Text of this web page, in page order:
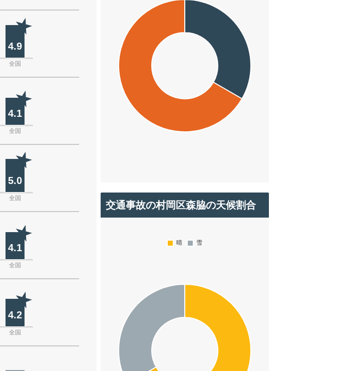
4.9
全国
4.1
全国
5.0
全国
4.1
全国
4.2
全国
交通事故の村岡区森脇の天候割合